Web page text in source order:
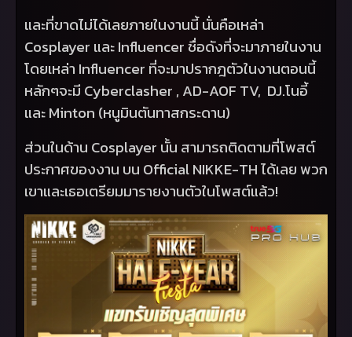
และที่ขาดไม่ได้เลยภายในงานนี้ นั่นคือเหล่า
Cosplayer และInfluencer ชื่อดังที่จะมาภายในงาน
โดยเหล่า Influencer ที่จะมาปรากฎตัวในงานตอนนี้
หลักๆจะมี Cyberclasher , AD-AOF TV, DJ.โนอี้
และMinton (หนูมินตันทาสกระดาน)
ส่วนในด้าน Cosplayer นั้น สามารถติดตามที่โพสต์
ประกาศของงาน บน Official NIKKE-THได้เลย พวก
เขาและเธอเตรียมมารายงานตัวในโพสต์แล้ว!